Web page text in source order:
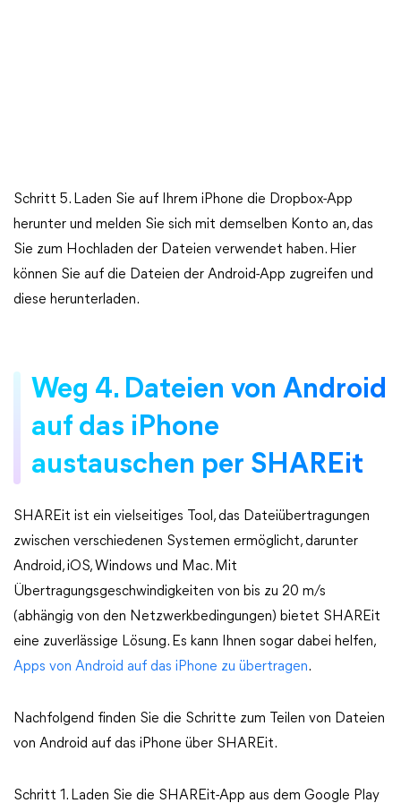
Schritt 5. Laden Sie auf Ihrem iPhone die Dropbox-App
herunter und melden Sie sich mit demselben Konto an, das
Sie zum Hochladen der Dateien verwendet haben. Hier
können Sie auf die Dateien der Android-App zugreifen und
diese herunterladen.
Weg 4. Dateien von Android
auf das iPhone
austauschen per SHAREit
SHAREit ist ein vielseitiges Tool, das Dateiübertragungen
zwischen verschiedenen Systemen ermöglicht, darunter
Android, iOS, Windows und Mac. Mit
Übertragungsgeschwindigkeiten von bis zu 20 m/s
(abhängig von den Netzwerkbedingungen) bietet SHAREit
eine zuverlässige Lösung. Es kann Ihnen sogar dabei helfen,
Apps von Android auf das iPhone zu übertragen.
Nachfolgend finden Sie die Schritte zum Teilen von Dateien
von Android auf das iPhone über SHAREit.
Schritt 1. Laden Sie die SHAREit-App aus dem Google Play